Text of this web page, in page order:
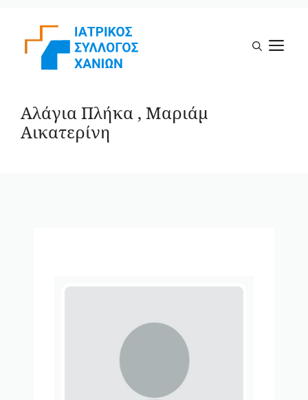
περιεχόμενο
Αλάγια Πλήκα , Μαριάμ
Αικατερίνη